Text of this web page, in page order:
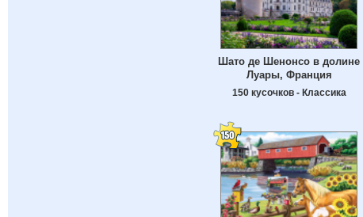
Шато де Шенонсо в долине
Луары, Франция
150 кусочков - Классика